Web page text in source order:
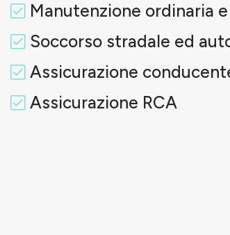
Manutenzione ordinaria
Soccorso stradale ed
Assicurazione
Assicurazione RCA